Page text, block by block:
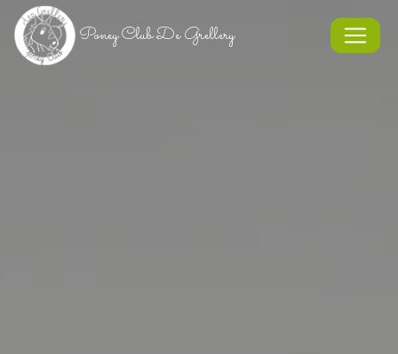
Poney Club De Grellery
Panneau de gestion des cookies